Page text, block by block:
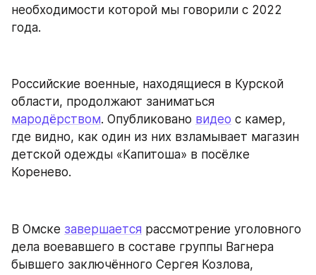
необходимости которой мы говорили с 2022
года.
Российские военные, находящиеся в Курской
мародёрством. Опубликовано видео с камер,
где видно, как один из них взламывает магазин
детской одежды «Капитоша» в посёлке
Коренево.
В Омске завершается рассмотрение уголовного
дела воевавшего в составе группы Вагнера
бывшего заключённого Сергея Козлова,